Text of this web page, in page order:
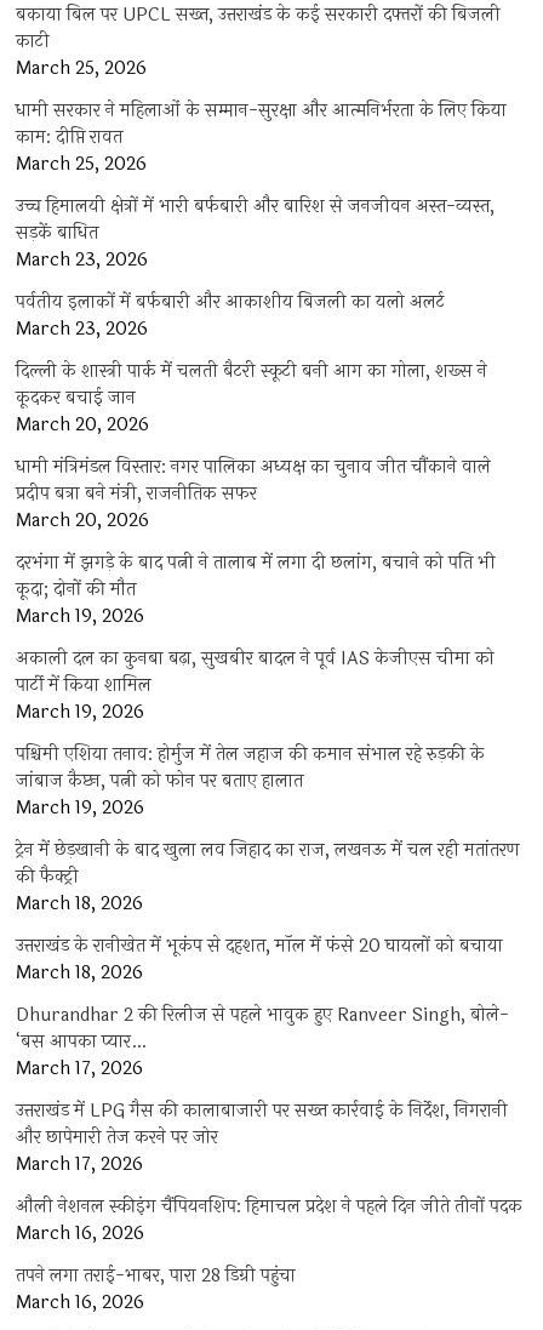
बकाया बिल पर UPCL सख्त, उत्तराखंड के कई सरकारी दफ्तरों की बिजली
काटी
March 25, 2026
धामी सरकार ने महिलाओं के सम्मान-सुरक्षा और आत्मनिर्भरता के लिए किया
काम: दीप्ति रावत
March 25, 2026
उच्च हिमालयी क्षेत्रों में भारी बर्फबारी और बारिश से जनजीवन अस्त-व्यस्त,
सड़कें बाधित
March 23, 2026
पर्वतीय इलाकों में बर्फबारी और आकाशीय बिजली का यलो अलर्ट
March 23, 2026
दिल्ली के शास्त्री पार्क में चलती बैटरी स्कूटी बनी आग का गोला, शख्स ने
कूदकर बचाई जान
March 20, 2026
धामी मंत्रिमंडल विस्तार: नगर पालिका अध्यक्ष का चुनाव जीत चौंकाने वाले
प्रदीप बत्रा बने मंत्री, राजनीतिक सफर
March 20, 2026
दरभंगा में झगड़े के बाद पत्नी ने तालाब में लगा दी छलांग, बचाने को पति भी
कूदा; दोनों की मौत
March 19, 2026
अकाली दल का कुनबा बढ़ा, सुखबीर बादल ने पूर्व IAS केजीएस चीमा को
पार्टी में किया शामिल
March 19, 2026
पश्चिमी एशिया तनाव: होर्मुज में तेल जहाज की कमान संभाल रहे रुड़की के
जांबाज कैप्टन, पत्नी को फोन पर बताए हालात
March 19, 2026
ट्रेन में छेड़खानी के बाद खुला लव जिहाद का राज, लखनऊ में चल रही मतांतरण
की फैक्ट्री
March 18, 2026
उत्तराखंड के रानीखेत में भूकंप से दहशत, मॉल में फंसे 20 घायलों को बचाया
March 18, 2026
Dhurandhar 2 की रिलीज से पहले भावुक हुए Ranveer Singh, बोले-
‘बस आपका प्यार…
March 17, 2026
उत्तराखंड में LPG गैस की कालाबाजारी पर सख्त कार्रवाई के निर्देश, निगरानी
और छापेमारी तेज करने पर जोर
March 17, 2026
औली नेशनल स्कीइंग चैंपियनशिप: हिमाचल प्रदेश ने पहले दिन जीते तीनों पदक
March 16, 2026
तपने लगा तराई-भाबर, पारा 28 डिग्री पहुंचा
March 16, 2026